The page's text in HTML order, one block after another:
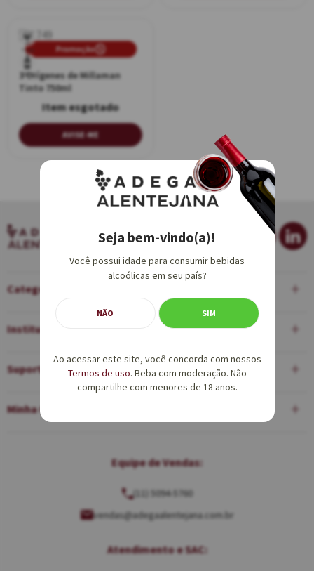
Promoção
3 Orígenes de Millaman
Tinto 750ml
AVISE-ME
750ml
Categorias
Institucional
Suporte
Minha Conta
Equipe de Vendas:
(11) 5094-5760
vendas@adegaalentejana.com.br
Atendimento e SAC:
Seja bem-vindo(a)!
Você possui idade para consumir bebidas
alcoólicas em seu país?
NÃO SIM
Ao acessar este site, você concorda com nossos
Termos de uso. Beba com moderação. Não
compartilhe com menores de 18 anos.